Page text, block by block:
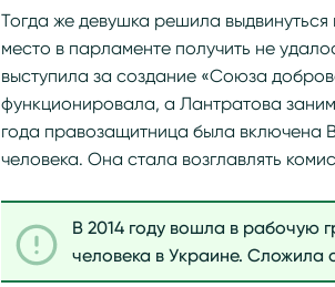
Тогда же девушка решила выдвинуться
место в парламенте получить не
выступила за создание «Союза
функционировала, а Лантратова
года правозащитница была включена
человека. Она стала возглавлять
В 2014 году вошла в рабочую
человека в Украине. Сложила